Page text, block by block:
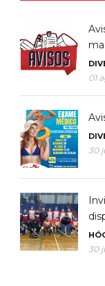
01
30
30